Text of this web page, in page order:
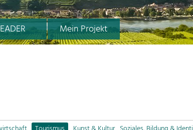
Mein Projekt